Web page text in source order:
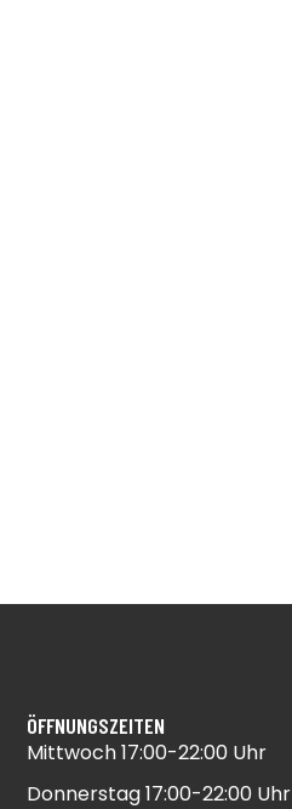
ÖFFNUNGSZEITEN
Mittwoch 17:00-22:00 Uhr​
Donnerstag 17:00-22:00 Uhr​